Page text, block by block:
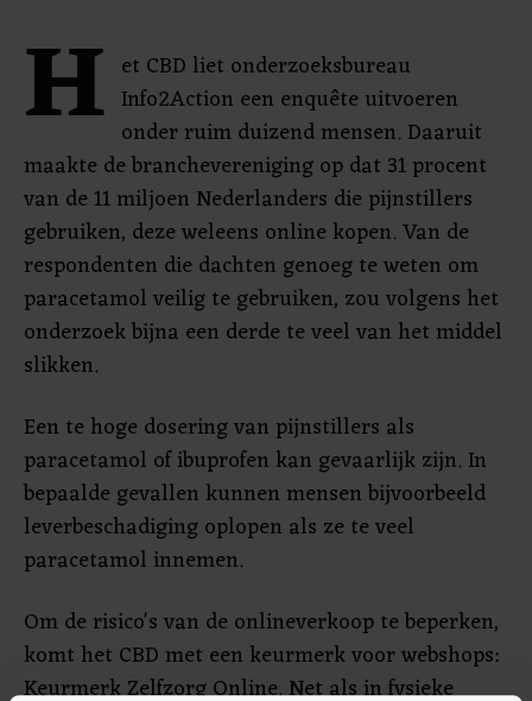
H et CBD liet onderzoeksbureau
Info2Action een enquête uitvoeren
onder ruim duizend mensen. Daaruit
maakte de branchevereniging op dat 31 procent
van de 11 miljoen Nederlanders die pijnstillers
gebruiken, deze weleens online kopen. Van de
respondenten die dachten genoeg te weten om
paracetamol veilig te gebruiken, zou volgens het
onderzoek bijna een derde te veel van het middel
slikken.
Een te hoge dosering van pijnstillers als
paracetamol of ibuprofen kan gevaarlijk zijn. In
bepaalde gevallen kunnen mensen bijvoorbeeld
leverbeschadiging oplopen als ze te veel
paracetamol innemen.
Om de risico's van de onlineverkoop te beperken,
komt het CBD met een keurmerk voor webshops:
Keurmerk Zelfzorg Online. Net als in fysieke